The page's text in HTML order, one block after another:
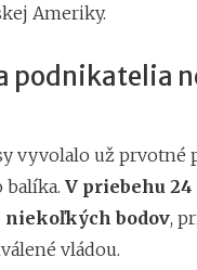
Ameriky.
podnikatelia
vyvolalo už prvotné
V priebehu
niekoľkých bodov,
vládou.